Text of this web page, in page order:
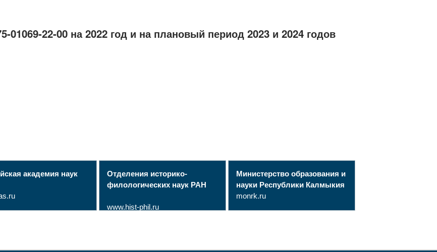
22-00 на 2022 год и на плановый период 2023 и 2024 годов
академия наук
Отделения историко-
филологических наук РАН
www.hist-phil.ru
Министерство образования и
науки Республики Калмыкия
monrk.ru